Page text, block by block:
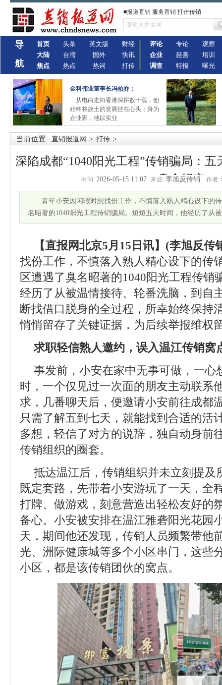
■报道直销 服务直销 打击传销
导
航
首页
大陆
焦点
头条
台湾
热点
英文版
国外
热词
财经
快讯
打传
评论
企业
调查
专论
慈善
特报
观察
培训
曝光
金科伟业董事长冯柏乔：
从电白走向香港深耕数十载，他
始终将故土的发展挂在心头；身为
企业家，他以实业
当前位置: 直销报道网 > 打传 >
深陷成都“1040阳光工程”传销骗局：
身全纪实
时间: 2026-05-15 11:07 来源: 李旭反传销 作者:
青年小安因闲暇时想找份工作，不慎落入熟人精心设下的
名昭著的1040阳光工程传销骗局。短短五天时间，他经历了从
【直报网北京5月15日讯】(李旭反传
找份工作，不慎落入熟人精心设下的传
区遭遇了臭名昭著的1040阳光工程传销
经历了从被温情接待、轮番洗脑，到自
断找借口脱身的全过程，所幸始终保持
悄悄留存了关键证据，为后续举报维权
求职轻信熟人邀约，误入温江传销窝
事发前，小安在家中无事可做，一心
时，一个仅见过一次面的朋友主动联系
求，几番聊天后，便邀请小安前往成都
只需了解五到七天，就能找到合适的活
多想，轻信了对方的说辞，独自动身前
传销组织的圈套。
抵达温江后，传销组织并未立刻提及
既定套路，先带着小安游玩了一天，全
打牌、做游戏，刻意营造出轻松友好的
备心。小安被安排在温江雅砻阳光花园
天，期间他还发现，传销人员频繁带他
光、洲际健康城等多个小区串门，这些
小区，都是该传销团伙的窝点。